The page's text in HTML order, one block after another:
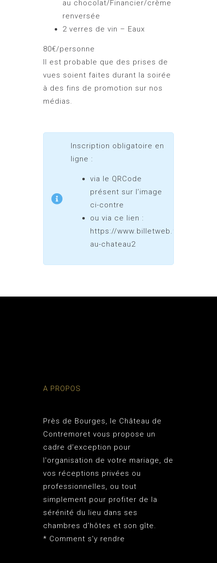
au chocolat/Financier/crème
renversée
2 verres de vin – Eaux
80€/personne
Il est probable que des prises de
vues soient faites durant la soirée
à des fins de promotion sur nos
médias.
Inscription obligatoire en
ligne :
via le QRCode
présent sur l’image
ci-contre
ou via ce lien :
https://www.billetweb.fr/trepas-
au-chateau2
A PROPOS
Près de Bourges, le Château de
Contremoret vous propose un
cadre d’exception pour
l'organisation de votre mariage, de
vos réceptions privées ou
professionnelles, ou tout
simplement pour profiter de la
sérénité du lieu dans ses
chambres d’hôtes et son gîte.
* Comment s'y rendre